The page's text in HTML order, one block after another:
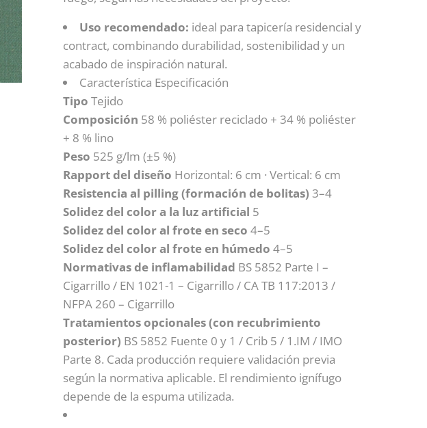
Uso recomendado: ideal para tapicería residencial y
contract, combinando durabilidad, sostenibilidad y un
acabado de inspiración natural.
Característica Especificación
Tipo Tejido
Composición 58 % poliéster reciclado + 34 % poliéster
+ 8 % lino
Peso 525 g/lm (±5 %)
Rapport del diseño Horizontal: 6 cm · Vertical: 6 cm
Resistencia al pilling (formación de bolitas) 3–4
Solidez del color a la luz artificial 5
Solidez del color al frote en seco 4–5
Solidez del color al frote en húmedo 4–5
Normativas de inflamabilidad BS 5852 Parte I –
Cigarrillo / EN 1021-1 – Cigarrillo / CA TB 117:2013 /
NFPA 260 – Cigarrillo
Tratamientos opcionales (con recubrimiento
posterior) BS 5852 Fuente 0 y 1 / Crib 5 / 1.IM / IMO
Parte 8. Cada producción requiere validación previa
según la normativa aplicable. El rendimiento ignífugo
depende de la espuma utilizada.